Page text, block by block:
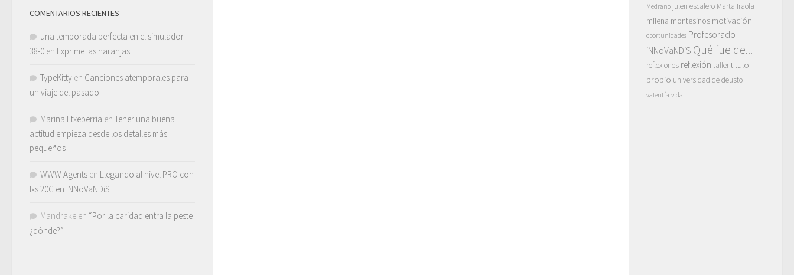
COMENTARIOS RECIENTES
una temporada perfecta en el simulador
38-0 en Exprime las naranjas
TypeKitty en Canciones atemporales para
un viaje del pasado
Marina Etxeberria en Tener una buena
actitud empieza desde los detalles más
pequeños
WWW Agents en Llegando al nivel PRO con
lxs 20G en iNNoVaNDiS
Mandrake en “Por la caridad entra la peste
¿dónde?”
Medrano julen escalero Marta Iraola
milena montesinos motivación
oportunidades Profesorado
iNNoVaNDiS Qué fue de...
reflexiones reflexión tallertitulo
propio universidad de deusto
valentía vida